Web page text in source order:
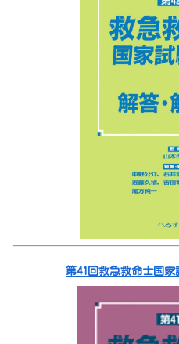
第41回救急救命士国